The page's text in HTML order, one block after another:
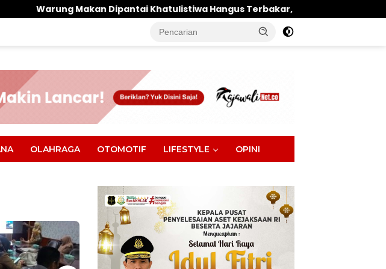
Dipantai Khatulistiwa Hangus Terbakar, Kerugian Ditaksir Ratusan Juta
OLAHRAGA OTOMOTIF LIFESTYLE OPINI